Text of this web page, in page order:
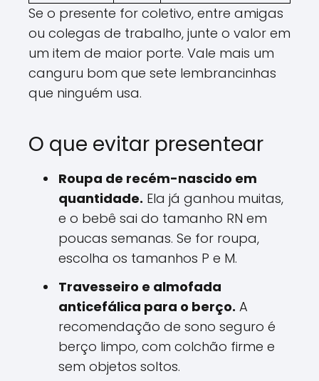
Se o presente for coletivo, entre amigas
ou colegas de trabalho, junte o valor em
um item de maior porte. Vale mais um
canguru bom que sete lembrancinhas
que ninguém usa.
O que evitar presentear
Roupa de recém-nascido em
quantidade. Ela já ganhou muitas,
e o bebê sai do tamanho RN em
poucas semanas. Se for roupa,
escolha os tamanhos P e M.
Travesseiro e almofada
anticefálica para o berço. A
recomendação de sono seguro é
berço limpo, com colchão firme e
sem objetos soltos.